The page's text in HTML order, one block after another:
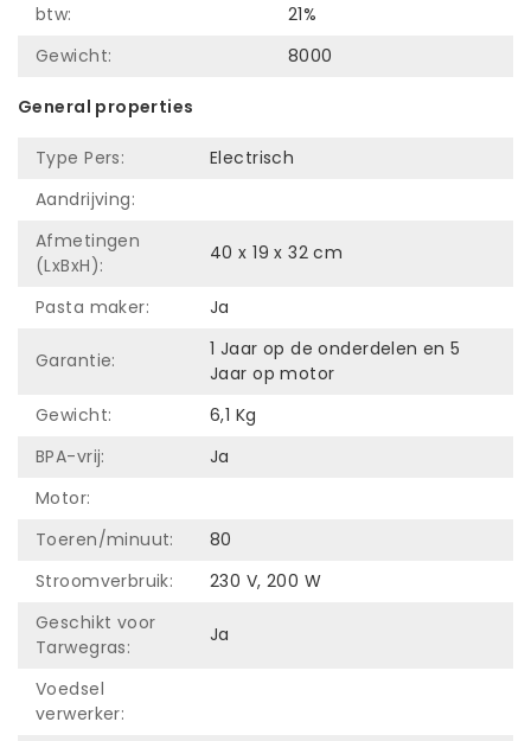
btw:
21%
Gewicht:
8000
General properties
Type Pers:
Electrisch
Aandrijving:
Afmetingen
(LxBxH):
40 x 19 x 32 cm
Pasta maker: Ja
Garantie:
1 Jaar op de onderdelen en 5
Jaar op motor
Gewicht:
6,1 Kg
BPA-vrij:
Ja
Motor:
Toeren/minuut:
80
Stroomverbruik:
230 V, 200 W
Geschikt voor
Tarwegras:
Ja
Voedsel
verwerker: